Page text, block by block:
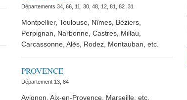
Départements 34, 66, 11, 30, 48, 12, 81, 82 ,31
Montpellier, Toulouse, Nîmes, Béziers,
Perpignan, Narbonne, Castres, Millau,
Carcassonne, Alès, Rodez, Montauban, etc.
PROVENCE
Département 13, 84
Avignon, Aix-en-Provence, Marseille, etc.